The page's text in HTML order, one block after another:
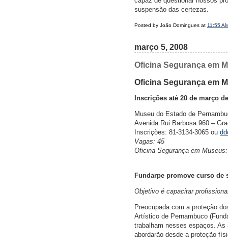
suspensão das certezas.
Posted by João Domingues at 11:55
março 5, 2008
Oficina Segurança em
Oficina Segurança em
Inscrições até 20 de março
Museu do Estado de
Avenida Rui Barbosa 960 –
Inscrições: 81-3134-3065 ou
Vagas: 45
Oficina Segurança em
Fundarpe promove curso de
Objetivo é capacitar
Preocupada com a proteção
Artístico de Pernambuco
trabalham nesses espaços.
abordarão desde a proteção